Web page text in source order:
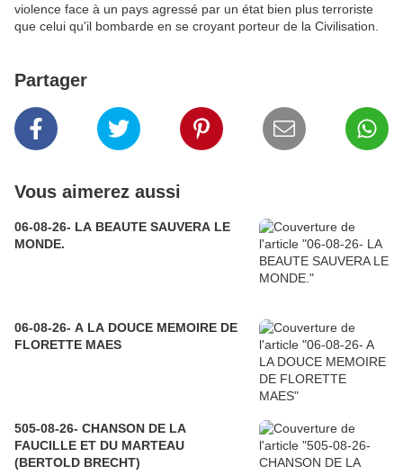
violence face à un pays agressé par un état bien plus terroriste
que celui qu'il bombarde en se croyant porteur de la Civilisation.
Partager
Vous aimerez aussi
06-08-26- LA BEAUTE SAUVERA LE
MONDE.
06-08-26- A LA DOUCE MEMOIRE DE
FLORETTE MAES
505-08-26- CHANSON DE LA
FAUCILLE ET DU MARTEAU
(BERTOLD BRECHT)